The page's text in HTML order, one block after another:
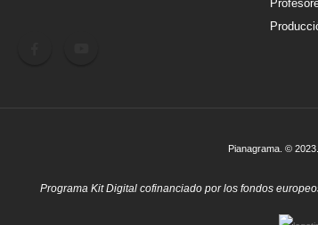
Pianagrama. ©
Programa Kit Digital cofinanciado por los fondos